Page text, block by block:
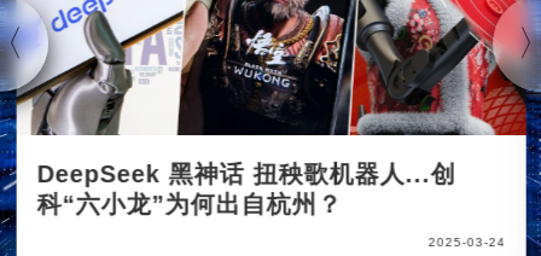
DeepSeek 黑神话 扭秧歌机器人...创
科“六小龙”为何出自杭州？
2025-03-24